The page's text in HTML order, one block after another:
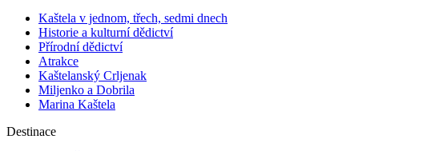
Kaštela v jednom, třech, sedmi dnech
Historie a kulturní dědictví
Přírodní dědictví
Atrakce
Kaštelanský Crljenak
Miljenko a Dobrila
Marina Kaštela
Destinace